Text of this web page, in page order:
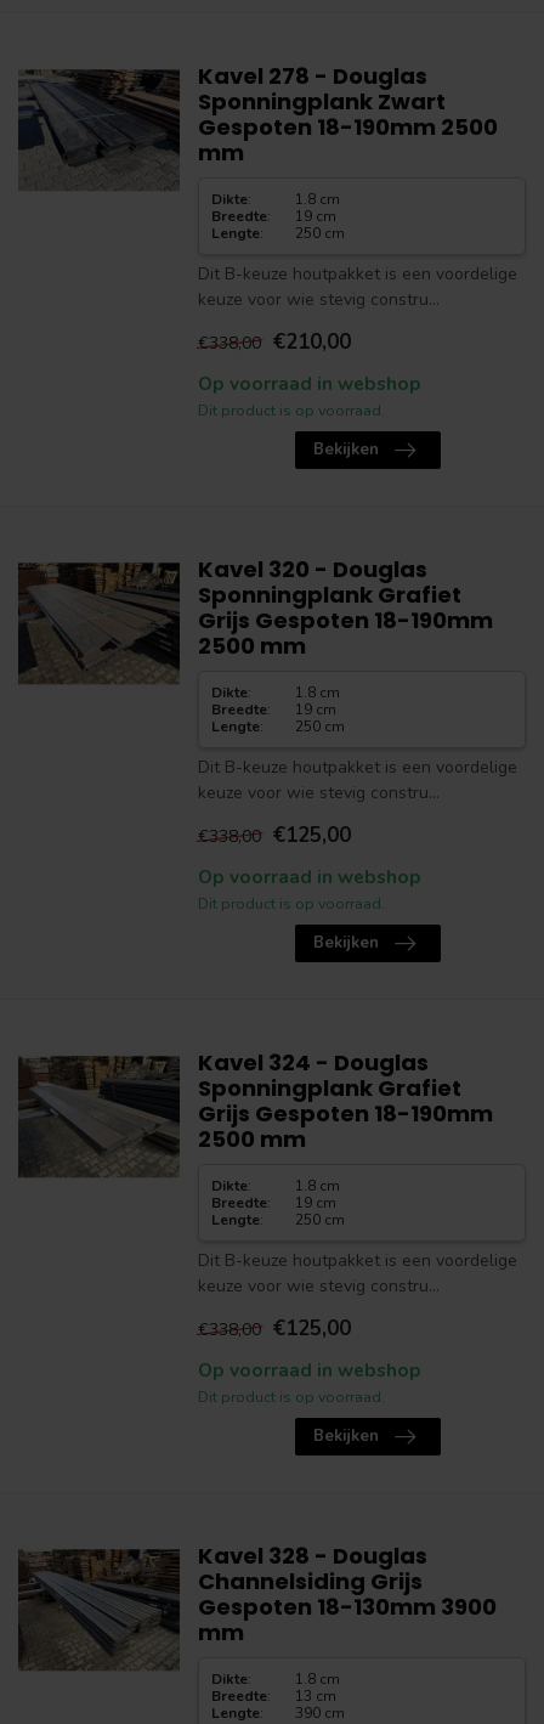
Kavel 278 - Douglas
Sponningplank Zwart
Gespoten 18-190mm 2500
mm
Dikte:
1.8 cm
Breedte:
19 cm
Lengte: 250 cm
Dit B-keuze houtpakket is een voordelige
keuze voor wie stevig constru...
€338,00 €210,00
Op voorraad in webshop
Dit product is op voorraad.
Bekijken
Kavel 320 - Douglas
Sponningplank Grafiet
Grijs Gespoten 18-190mm
2500 mm
Dikte:
1.8 cm
Breedte:
19 cm
Lengte: 250 cm
Dit B-keuze houtpakket is een voordelige
keuze voor wie stevig constru...
€338,00 €125,00
Op voorraad in webshop
Dit product is op voorraad.
Bekijken
Kavel 324 - Douglas
Sponningplank Grafiet
Grijs Gespoten 18-190mm
2500 mm
Dikte:
1.8 cm
Breedte:
19 cm
Lengte: 250 cm
Dit B-keuze houtpakket is een voordelige
keuze voor wie stevig constru...
€338,00 €125,00
Op voorraad in webshop
Dit product is op voorraad.
Bekijken
Kavel 328 - Douglas
Channelsiding Grijs
Gespoten 18-130mm 3900
mm
Dikte:
1.8 cm
Breedte:
13 cm
Lengte: 390 cm